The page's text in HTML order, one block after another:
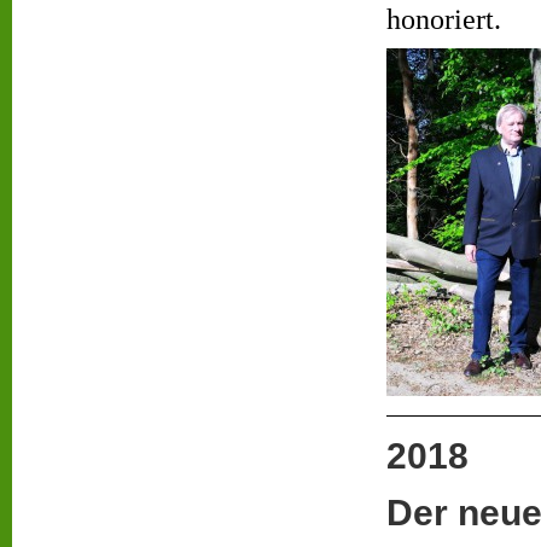
honoriert.
2018
Der